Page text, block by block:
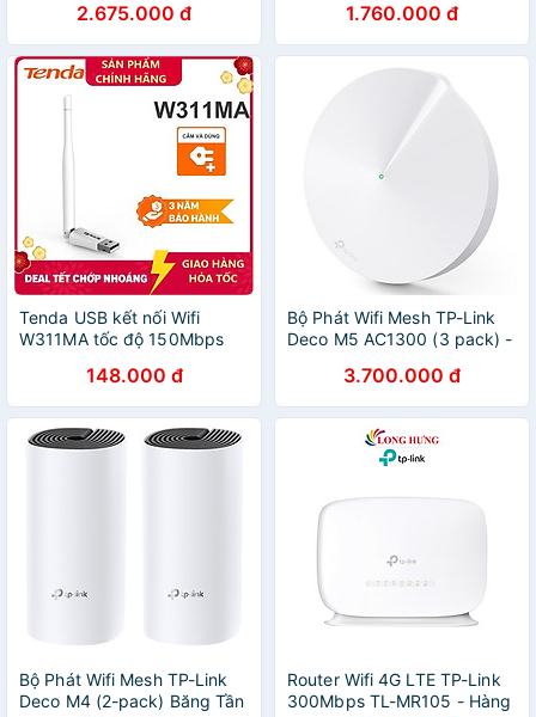
2.675.000 đ
chính hãng1.760.000 đ
Tenda USB kết nối Wifi
W311MA tốc độ 150Mbps
148.000 đ
Bộ Phát Wifi Mesh TP-Link
Deco M5 AC1300 (3 pack) -
3.700.000 đ
Bộ Phát Wifi Mesh TP-Link
Deco M4 (2-pack) Băng Tần
Router Wifi 4G LTE TP-Link
300Mbps TL-MR105 - Hàng